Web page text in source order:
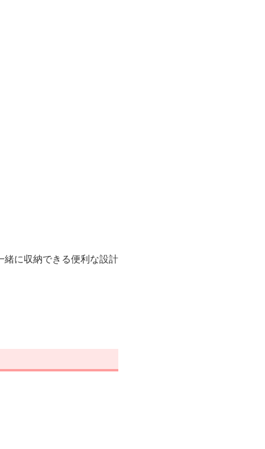
に収納できる便利な設計